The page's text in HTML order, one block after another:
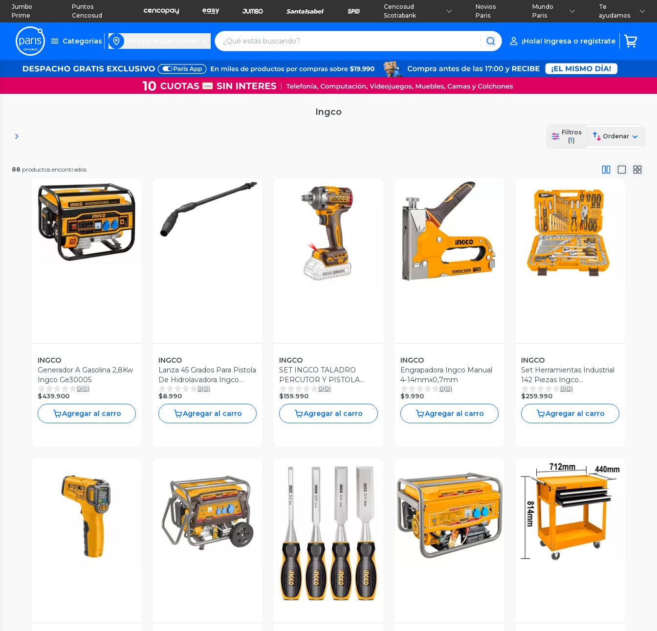
Jumbo
Prime
Puntos
Cencosud
Cencosud
Scotiabank
Novios
Paris
Mundo
Paris
Te
ayudamos
Categorías ¡Hola! Ingresa o regístrate
Ingco
Filtros
(1)
Ordenar
88 productos encontrados
Vista Previa
INGCO
Generador A Gasolina 2,8Kw
Ingco Ge30005
0(0)
$439.900
Agregar al carro
INGCO
Lanza 45 Grados Para Pistola
De Hidrolavadora Ingco
Aman4501 0(0)
$8.990
Agregar al carro
Vista Previa
INGCO
SET INGCO TALADRO
PERCUTOR Y PISTOLA
IMPACTO BL +2BAT, CARG
0(0)
$159.990
Agregar al carro
Vista Previa
INGCO
Engrapadora Ingco Manual
4-14mmx0,7mm
0(0)
$9.990
Agregar al carro
Vista Previa
INGCO
Set Herramientas Industrial
142 Piezas Ingco
Hkthp214210(0)
$259.990
Agregar al carro
Vista Previa Vista Previa
Vista Previa
Vista Previa Vista Previa